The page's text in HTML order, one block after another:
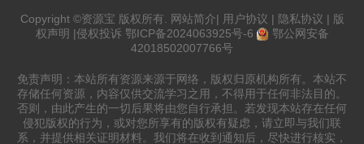
Copyright ©资源宝 版权所有. 网站简介| 用户协议 | 隐私协议 | 版
权声明 |侵权投诉 鄂ICP备2024063925号-6
鄂公网安备
42018502007766号
免责声明：本站所有资源来源于网络，版权归原机构所有。本站不
存储任何资源，内容仅供交流学习之用，不得用于任何非法目的。
否则，由此产生的一切后果将由您自行承担。若发现本站存在任何
侵犯版权的行为，或对您所享有的版权有疑虑，请立即与我们联
系，并提供相关证明材料。我们将在收到通知后，尽快进行核实，